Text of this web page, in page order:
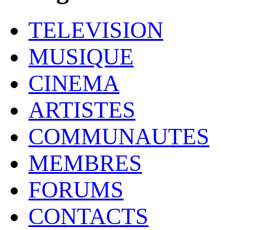
TELEVISION
MUSIQUE
CINEMA
ARTISTES
COMMUNAUTES
MEMBRES
FORUMS
CONTACTS